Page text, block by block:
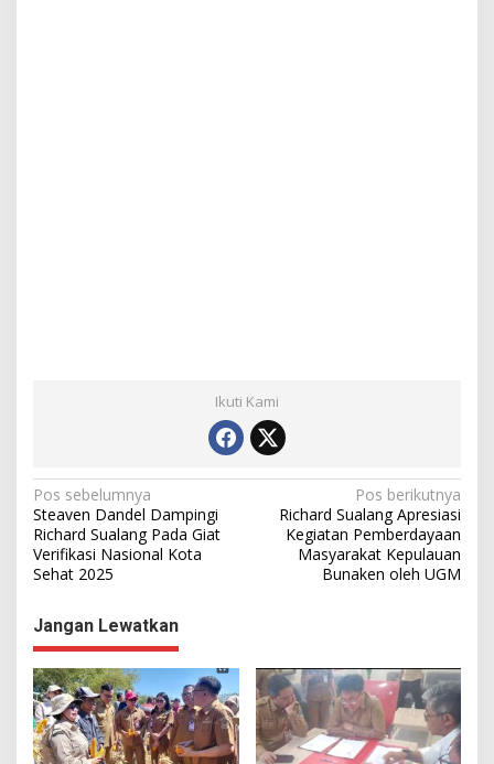
Ikuti Kami
N
a
v
g
a
s
i
p
Pos sebelumnya
Steaven Dandel Dampingi
Richard Sualang Pada Giat
Verifikasi Nasional Kota
Sehat 2025
Pos berikutnya
Richard Sualang Apresiasi
Kegiatan Pemberdayaan
Masyarakat Kepulauan
Bunaken oleh UGM
Jangan Lewatkan